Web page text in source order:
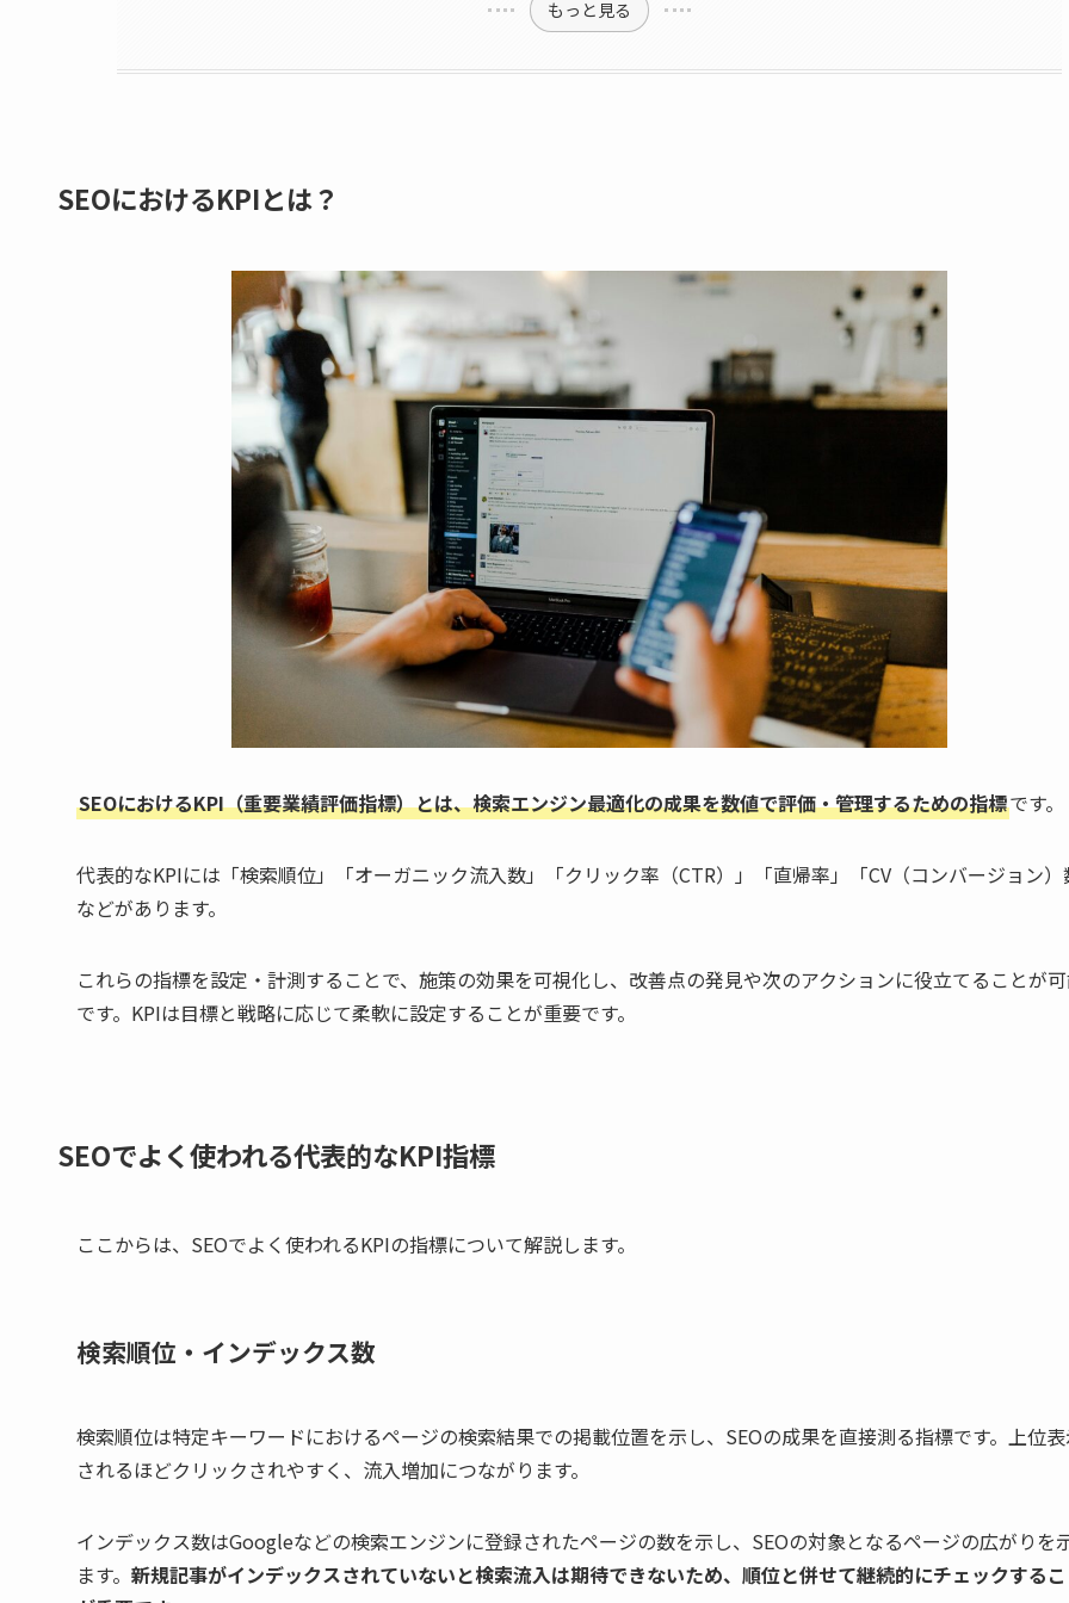
もっと見る
SEOにおけるKPIとは？
SEOにおけるKPI（重要業績評価指標）とは、検索エンジン最適化の成果を数値で評価・管理するための指標です。
代表的なKPIには「検索順位」「オーガニック流入数」「クリック率（CTR）」「直帰率」「CV（コンバージョン）
などがあります。
これらの指標を設定・計測することで、施策の効果を可視化し、改善点の発見や次のアクションに役立てることが
です。KPIは目標と戦略に応じて柔軟に設定することが重要です。
SEOでよく使われる代表的なKPI指標
ここからは、SEOでよく使われるKPIの指標について解説します。
検索順位・インデックス数
検索順位は特定キーワードにおけるページの検索結果での掲載位置を示し、SEOの成果を直接測る指標です。上位
されるほどクリックされやすく、流入増加につながります。
インデックス数はGoogleなどの検索エンジンに登録されたページの数を示し、SEOの対象となるページの広がりを
ます。 新規記事がインデックスされていないと検索流入は期待できないため、順位と併せて継続的にチェックする